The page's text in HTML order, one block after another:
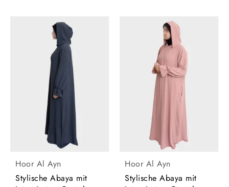
Hoor Al Ayn
Stylische Abaya mit
Hoor Al Ayn
Stylische Abaya mit